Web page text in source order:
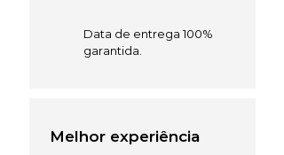
Data de entrega 100%
garantida.
Melhor experiência